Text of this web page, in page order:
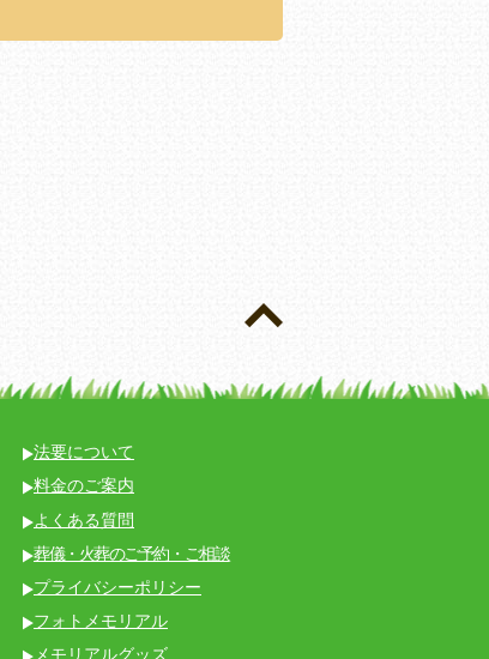
法要について
料金のご案内
よくある質問
葬儀・火葬のご予約・ご相談
プライバシーポリシー
フォトメモリアル
メモリアルグッズ